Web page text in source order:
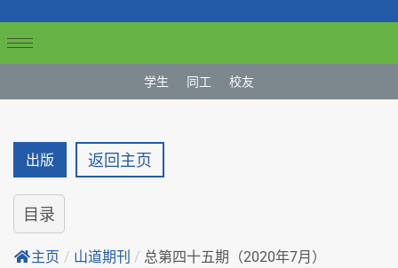
学生 同工 校友
出版 返回主页
目录
主页 / 山道期刊 / 总第四十五期（2020年7月）